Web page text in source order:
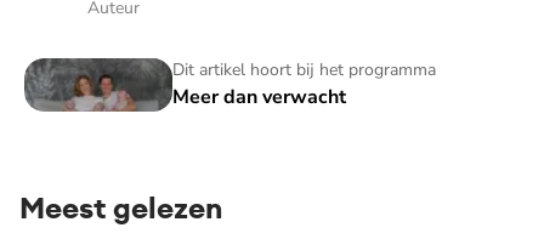
Auteur
Dit artikel hoort bij het programma
Meer dan verwacht
Meer dan verwacht
Meest gelezen